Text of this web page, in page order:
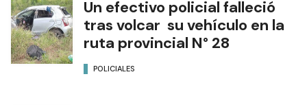
Un efectivo policial falleció
tras volcar su vehículo en la
ruta provincial N° 28
POLICIALES